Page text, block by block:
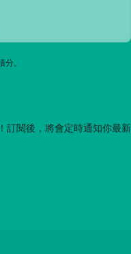
。
訂閱後，將會定時通知你最新